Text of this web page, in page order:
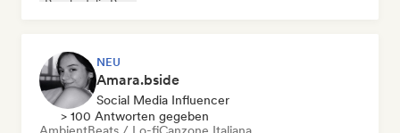
Psychedelic Pop
NEU
Amara.bside
Social Media Influencer
> 100 Antworten gegeben